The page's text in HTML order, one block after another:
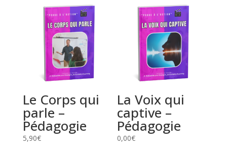
Le Corps qui
parle –
Pédagogie
5,90€
La Voix qui
captive –
Pédagogie
0,00€